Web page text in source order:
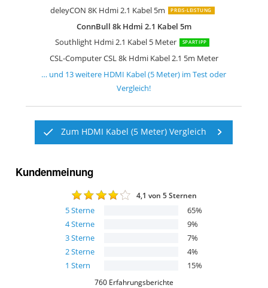
deleyCON 8K Hdmi 2.1 Kabel 5m PREIS-LEISTUNG
ConnBull 8k Hdmi 2.1 Kabel 5m
Southlight Hdmi 2.1 Kabel 5 Meter
SPARTIPP
CSL-Computer CSL 8k Hdmi Kabel 2.1 5m Meter
… und 13weitere HDMI Kabel (5 Meter) im Test oder
Vergleich!
Zum HDMI Kabel (5 Meter) Vergleich
Kundenmeinung
4,1 von 5 Sternen
5Sterne 65%
4Sterne 9%
3Sterne 7%
2Sterne 4%
1 Stern 15%
760 Erfahrungsberichte